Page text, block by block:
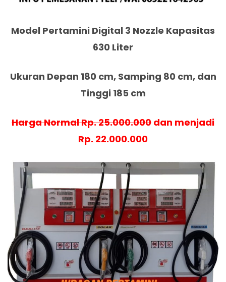
Model Pertamini Digital 3 Nozzle Kapasitas
630 Liter
Ukuran Depan 180 cm, Samping 80 cm, dan
Tinggi 185 cm
Harga Normal Rp. 25.000.000 dan menjadi
Rp. 22.000.000